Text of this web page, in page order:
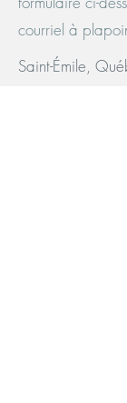
courriel à
Saint-Émile,